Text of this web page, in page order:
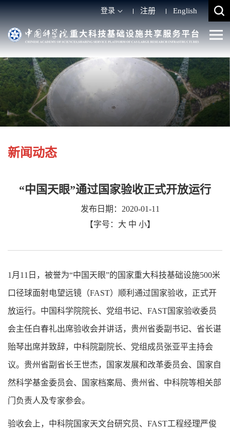
登录 注册 English
新闻动态
“中国天眼”通过国家验收正式开放运行
发布日期：2020-01-11
【字号： 大 中 小】
1月11日，被誉为“中国天眼”的国家重大科技基础设施500米
口径球面射电望远镜（FAST）顺利通过国家验收，正式开
放运行。中国科学院院长、党组书记、FAST国家验收委员
会主任白春礼出席验收会并讲话，贵州省委副书记、省长谌
贻琴出席并致辞，中科院副院长、党组成员张亚平主持会
议。贵州省副省长王世杰，国家发展和改革委员会、国家自
然科学基金委员会、国家档案局、贵州省、中科院等相关部
门负责人及专家参会。
验收会上，中科院国家天文台研究员、FAST工程经理严俊